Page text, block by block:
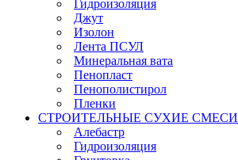
Гидроизоляция
Джут
Изолон
Лента ПСУЛ
Минеральная вата
Пенопласт
Пенополистирол
Пленки
СТРОИТЕЛЬНЫЕ СУХИЕ СМЕСИ
Алебастр
Гидроизоляция